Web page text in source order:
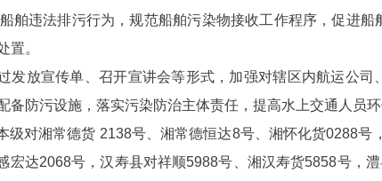
舶违法排污行为，规范船舶污染物接收工作程序，促进
置。
发放宣传单、召开宣讲会等形式，加强对辖区内航运公司
防污设施，落实污染防治主体责任，提高水上交通人员环
级对湘常德货 2138号、湘常德恒达8号、湘怀化货0288号
宏达2068号，汉寿县对祥顺5988号、湘汉寿货5858号，